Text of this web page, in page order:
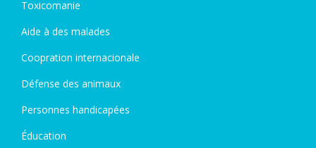
Toxicomanie
Aide à des malades
Coopration internacionale
Défense des animaux
Personnes handicapées
Éducation